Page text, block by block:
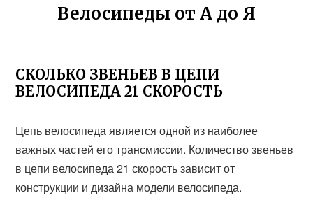
Велосипеды от А до Я
СКОЛЬКО ЗВЕНЬЕВ В ЦЕПИ
ВЕЛОСИПЕДА 21 СКОРОСТЬ
Цепь велосипеда является одной из наиболее
важных частей его трансмиссии. Количество звеньев
в цепи велосипеда 21 скорость зависит от
конструкции и дизайна модели велосипеда.